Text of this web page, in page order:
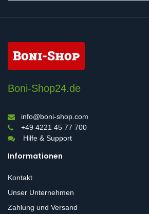
Boni-Shop24.de
info@boni-shop.com
+49 4221 45 77 700
Hilfe & Support
Informationen
Kontakt
Unser Unternehmen
Zahlung und Versand